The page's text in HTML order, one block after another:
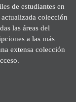
de estudiantes en
colección
las áreas del
a las más
extensa colección